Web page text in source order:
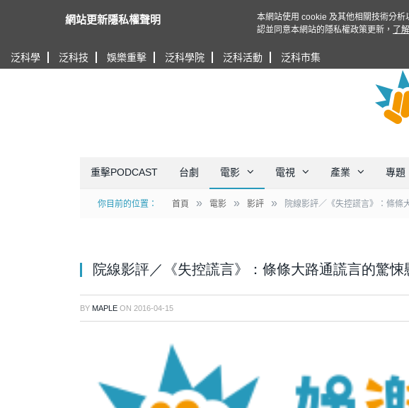
泛科學 泛科技 娛樂重擊 泛科學院 泛科活動 泛科市集
重擊PODCAST 台劇 電影 電視 產業 專題
你目前的位置： 首頁 » 電影 » 影評 » 院線影評／《失控謊言》：條條
院線影評／《失控謊言》：條條大路通謊言的驚悚
BY MAPLE ON 2016-04-15
網站更新隱私權聲明
本網站使用 cookie 及其他相關技術分
認並同意本網站的隱私權政策更新，
了